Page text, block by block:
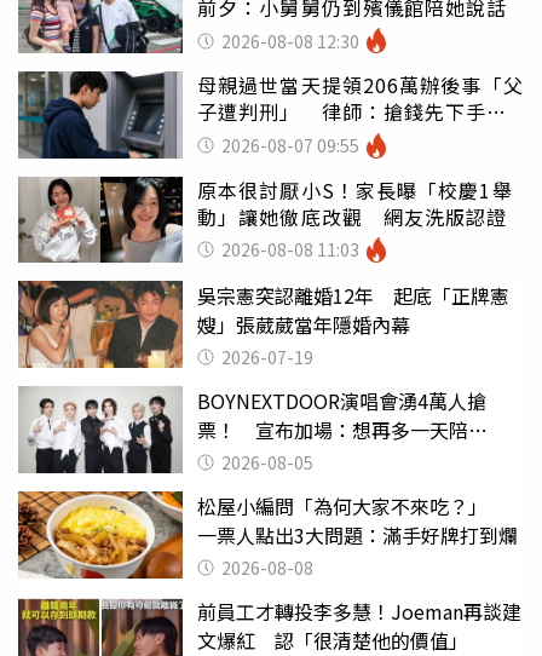
前夕：小舅舅仍到殯儀館陪她說話
2026-08-08 12:30
母親過世當天提領206萬辦後事「父
子遭判刑」 律師：搶錢先下手是
罪 2026-08-07 09:55
原本很討厭小S！家長曝「校慶1舉
動」讓她徹底改觀 網友洗版認證
2026-08-08 11:03
吳宗憲突認離婚12年 起底「正牌憲
嫂」張葳葳當年隱婚內幕
2026-07-19
BOYNEXTDOOR演唱會湧4萬人搶
票！ 宣布加場：想再多一天陪
ONEDOOR
2026-08-05
松屋小編問「為何大家不來吃？」
一票人點出3大問題：滿手好牌打到爛
2026-08-08
前員工才轉投李多慧！Joeman再談建
文爆紅 認「很清楚他的價值」